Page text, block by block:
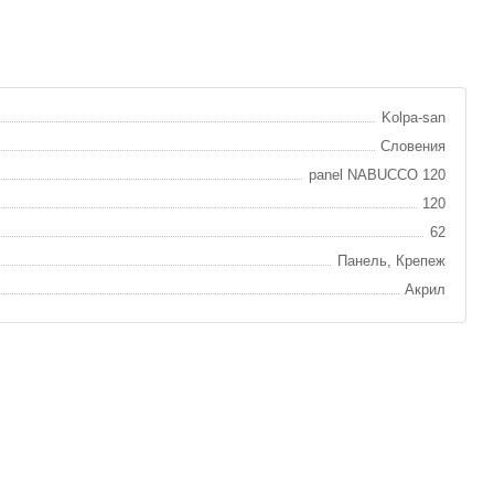
Kolpa-san
Словения
panel NABUCCO 120
120
62
Панель, Крепеж
Акрил